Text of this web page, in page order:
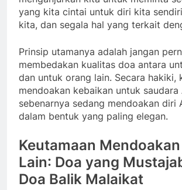
yang kita cintai untuk diri kita
kita, dan segala hal yang terkait
Prinsip utamanya adalah jangan
membedakan kualitas doa antara
dan untuk orang lain. Secara hakiki,
mendoakan kebaikan untuk saudara
sebenarnya sedang mendoakan diri
dalam bentuk yang paling elegan.
Keutamaan
Lain: Doa yang
Doa Balik Malaikat